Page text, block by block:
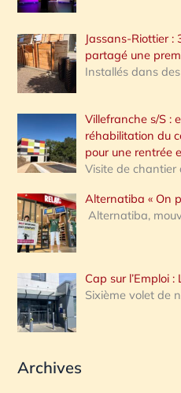
Jassans-Riottier :
partagé une
Installés dans
Villefranche s/S :
réhabilitation du
pour une rentrée
Visite de chantier
Alternatiba « On
Alternatiba,
Cap sur l’Emploi
Sixième volet de
Archives